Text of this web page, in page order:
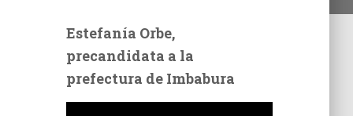
Estefanía Orbe,
precandidata a la
prefectura de Imbabura